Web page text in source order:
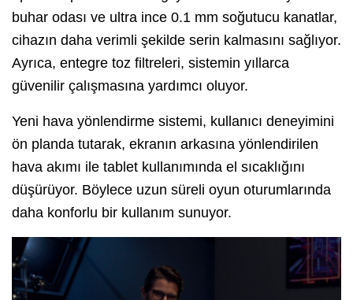
buhar odası ve ultra ince 0.1 mm soğutucu kanatlar,
cihazın daha verimli şekilde serin kalmasını sağlıyor.
Ayrıca, entegre toz filtreleri, sistemin yıllarca
güvenilir çalışmasına yardımcı oluyor.
Yeni hava yönlendirme sistemi, kullanıcı deneyimini
ön planda tutarak, ekranın arkasına yönlendirilen
hava akımı ile tablet kullanımında el sıcaklığını
düşürüyor. Böylece uzun süreli oyun oturumlarında
daha konforlu bir kullanım sunuyor.